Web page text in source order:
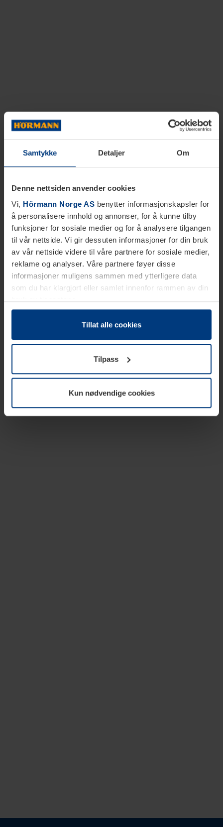
Samtykke Detaljer Om
Denne nettsiden anvender cookies
Vi, Hörmann Norge AS benytter informasjonskapsler for
å personalisere innhold og annonser, for å kunne tilby
funksjoner for sosiale medier og for å analysere tilgangen
til vår nettside. Vi gir dessuten informasjoner for din bruk
av vår nettside videre til våre partnere for sosiale medier,
reklame og analyser. Våre partnere føyer disse
informasjoner muligens sammen med ytterligere data
som du har klargjort eller samlet innenfor rammen av din
bruk av tjenestene.
Etter loven kan vi lagre informasjonskapsler på din
datamaskin, hvis disse er absolutt nødvendig for drift av
trenger vi din tillatelse. Du kan når som helst endre eller
tilbakekalle ditt samtykke i forklaringen av
informasjonskapselen på sidenPersonvernerklæringpå
Tillat alle cookies
Tilpass
Kun nødvendige cookies